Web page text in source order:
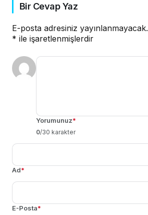
Bir Cevap Yaz
E-posta adresiniz yayınlanmayacak.
* ile işaretlenmişlerdir
Yorumunuz*
0/30 karakter
Ad*
E-Posta*